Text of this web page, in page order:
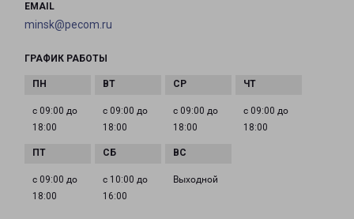
EMAIL
minsk@pecom.ru
ГРАФИК РАБОТЫ
с 09:00 до
18:00
с 09:00 до
18:00
с 09:00 до
18:00
с 09:00 до
18:00
с 09:00 до
18:00
с 10:00 до
16:00
Выходной